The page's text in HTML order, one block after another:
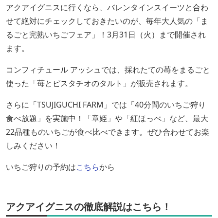
アクアイグニスに行くなら、バレンタインスイーツと合わ
せて絶対にチェックしておきたいのが、毎年大人気の「ま
るごと完熟いちごフェア」！3月31日（火）まで開催され
ます。
コンフィチュール アッシュでは、採れたての苺をまるごと
使った「苺とピスタチオのタルト」が販売されます。
さらに「TSUJIGUCHI FARM」では「40分間のいちご狩り
食べ放題」を実施中！「章姫」や「紅ほっぺ」など、最大
22品種ものいちごが食べ比べできます。ぜひ合わせてお楽
しみください！
いちご狩りの予約はこちらから
アクアイグニスの徹底解説はこちら！